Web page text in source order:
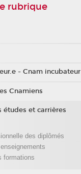
rubrique
- Cnam incubateur
Cnamiens
études et carrières
des diplômés
formations